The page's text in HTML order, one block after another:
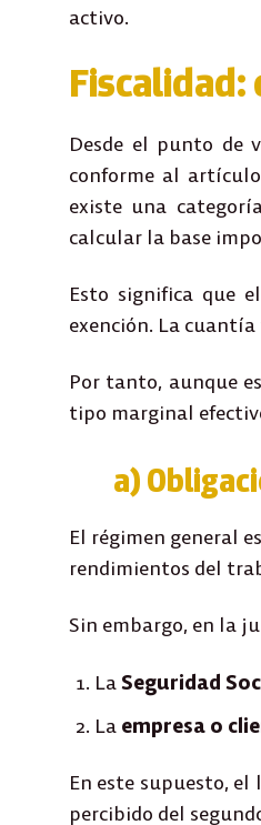
activo.
Fiscalidad:
Desde el punto de
conforme al
existe una
calcular la base
Esto significa que
exención. La
Por tanto, aunque
tipo marginal
a)
El régimen general
rendimientos del
Sin embargo, en la
LaSeguridad
La empresa o
En este supuesto,
percibido del